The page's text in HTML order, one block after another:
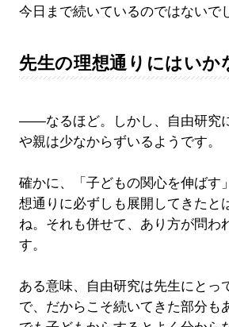
今日まで続いているのではないで
先生の理想通りにはいか
――なるほど。しかし、自由研究
や親は少なからずいるようです。
確かに、「子どもの関心を伸ばす
想通りに必ずしも展開してきたと
ね。それも併せて、あり方が問わ
す。
ある意味、自由研究は先生にとっ
で、だからこそ続いてきた部分も